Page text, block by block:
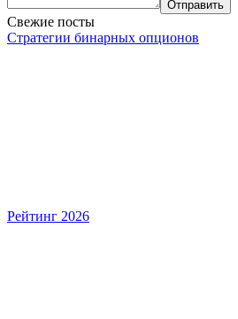
Свежие посты
Стратегии бинарных опционов
Рейтинг 2026